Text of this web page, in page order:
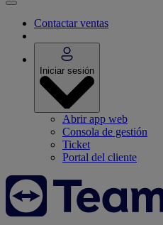
Contactar ventas
Iniciar sesión
Abrir app web
Consola de gestión
Ticket
Portal del cliente